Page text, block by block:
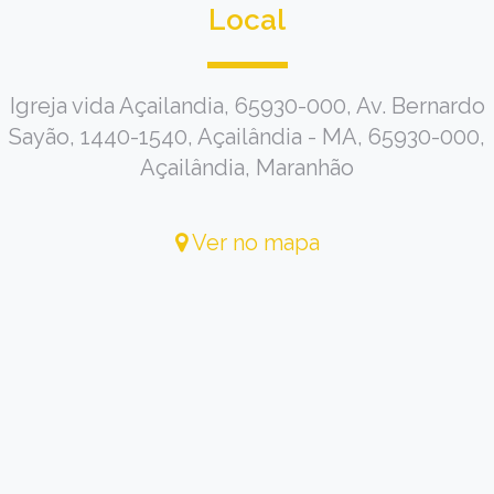
Local
Igreja vida Açailandia, 65930-000, Av. Bernardo
Sayão, 1440-1540, Açailândia - MA, 65930-000,
Açailândia, Maranhão
Ver no mapa